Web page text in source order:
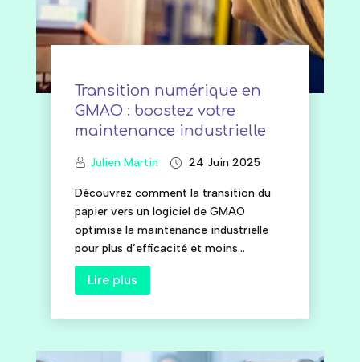
Transition numérique en
GMAO : boostez votre
maintenance industrielle
Julien Martin 24 Juin 2025
Découvrez comment la transition du
papier vers un logiciel de GMAO
optimise la maintenance industrielle
pour plus d’efficacité et moins...
Lire plus